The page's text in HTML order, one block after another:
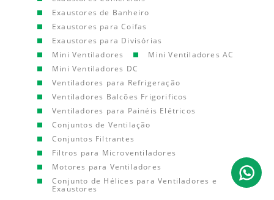
Exaustores de Banheiro
Exaustores para Coifas
Exaustores para Divisórias
Mini Ventiladores
Mini Ventiladores AC
Mini Ventiladores DC
Ventiladores para Refrigeração
Ventiladores Balcões Frigorificos
Ventiladores para Painéis Elétricos
Conjuntos de Ventilação
Conjuntos Filtrantes
Filtros para Microventiladores
Motores para Ventiladores
Conjunto de Hélices para Ventiladores e
Exaustores